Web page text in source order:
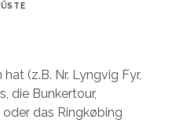
(z.B. Nr. Lyngvig Fyr,
die Bunkertour,
das Ringkøbing